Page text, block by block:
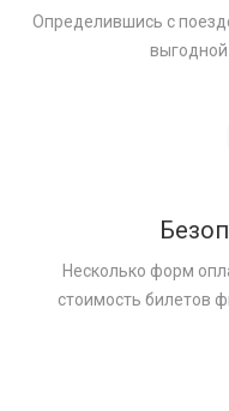
Определившись с
выгодной
Несколько форм
стоимость билетов